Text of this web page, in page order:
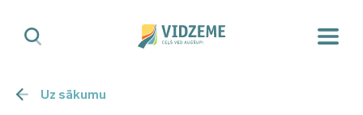
Uz sākumu